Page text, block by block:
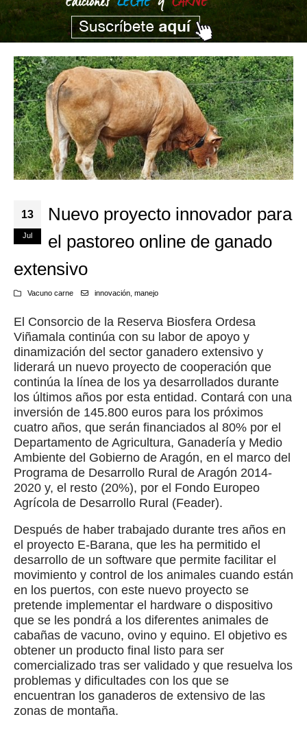
13
Jul
Nuevo proyecto innovador para
el pastoreo online de ganado
extensivo
Vacuno carne innovación, manejo
El Consorcio de la Reserva Biosfera Ordesa
Viñamala continúa con su labor de apoyo y
dinamización del sector ganadero extensivo y
liderará un nuevo proyecto de cooperación que
continúa la línea de los ya desarrollados durante
los últimos años por esta entidad. Contará con una
inversión de 145.800 euros para los próximos
cuatro años, que serán financiados al 80% por el
Departamento de Agricultura, Ganadería y Medio
Ambiente del Gobierno de Aragón, en el marco del
Programa de Desarrollo Rural de Aragón 2014-
2020 y, el resto (20%), por el Fondo Europeo
Agrícola de Desarrollo Rural (Feader).
Después de haber trabajado durante tres años en
el proyecto E-Barana, que les ha permitido el
desarrollo de un software que permite facilitar el
movimiento y control de los animales cuando están
en los puertos, con este nuevo proyecto se
pretende implementar el hardware o dispositivo
que se les pondrá a los diferentes animales de
cabañas de vacuno, ovino y equino. El objetivo es
obtener un producto final listo para ser
comercializado tras ser validado y que resuelva los
problemas y dificultades con los que se
encuentran los ganaderos de extensivo de las
zonas de montaña.